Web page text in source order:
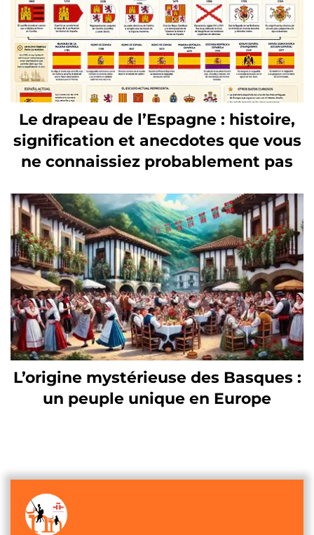
Le drapeau de l’Espagne : histoire,
signification et anecdotes que vous
ne connaissiez probablement pas
L’origine mystérieuse des Basques :
un peuple unique en Europe